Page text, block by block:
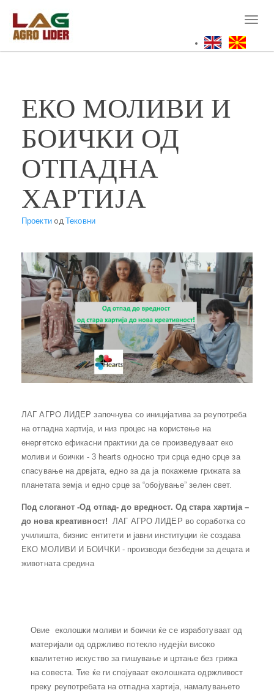
main
content
ЕКО МОЛИВИ И
БОИЧКИ ОД
ОТПАДНА
ХАРТИЈА
ПроектиодТековни
ЛАГ АГРО ЛИДЕР започнува со иницијатива за реупотреба
на отпадна хартија, и низ процес на користење на
енергетско ефикасни практики да се произведуваат еко
моливи и боички - 3 hearts односно три срца едно срце за
спасување на дрвјата, едно за да ја покажеме грижата за
планетата земја и едно срце за “обојување” зелен свет.
Под слоганот -Од отпад- до вредност. Од стара хартија –
до нова креативност! ЛАГ АГРО ЛИДЕР во соработка со
училишта, бизнис ентитети и јавни институции ќе создава
ЕКО МОЛИВИ И БОИЧКИ - производи безбедни за децата и
животната средина
Овие еколошки моливи и боички ќе се изработуваат од
материјали од одржливо потекло нудејќи високо
квалитетно искуство за пишување и цртање без грижа
на совеста. Тие ќе ги спојуваат еколошката одржливост
преку реупотребата на отпадна хартија, намалувањето